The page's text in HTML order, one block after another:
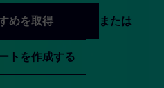
めを取得 または
トを作成する